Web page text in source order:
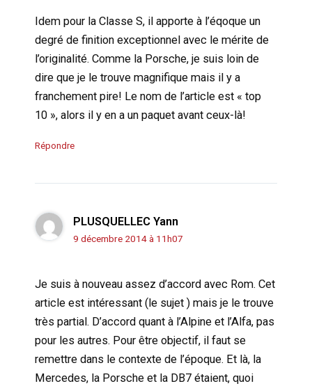
Idem pour la Classe S, il apporte à l’éqoque un
degré de finition exceptionnel avec le mérite de
l’originalité. Comme la Porsche, je suis loin de
dire que je le trouve magnifique mais il y a
franchement pire! Le nom de l’article est « top
10 », alors il y en a un paquet avant ceux-là!
Répondre
PLUSQUELLEC Yann
9 décembre 2014 à 11h07
Je suis à nouveau assez d’accord avec Rom. Cet
article est intéressant (le sujet ) mais je le trouve
très partial. D’accord quant à l’Alpine et l’Alfa, pas
pour les autres. Pour être objectif, il faut se
remettre dans le contexte de l’époque. Et là, la
Mercedes, la Porsche et la DB7 étaient, quoi